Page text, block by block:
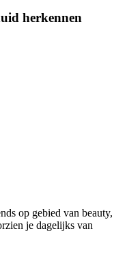
herkennen
op gebied van beauty,
je dagelijks van